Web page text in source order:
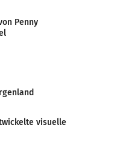
Penny
visuelle